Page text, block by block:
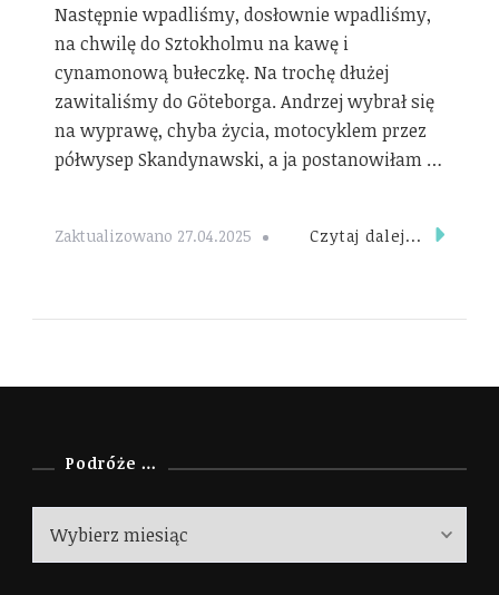
Następnie wpadliśmy, dosłownie wpadliśmy,
na chwilę do Sztokholmu na kawę i
cynamonową bułeczkę. Na trochę dłużej
zawitaliśmy do Göteborga. Andrzej wybrał się
na wyprawę, chyba życia, motocyklem przez
półwysep Skandynawski, a ja postanowiłam …
Zaktualizowano 27.04.2025 Czytaj dalej...
Podróże …
Podróże